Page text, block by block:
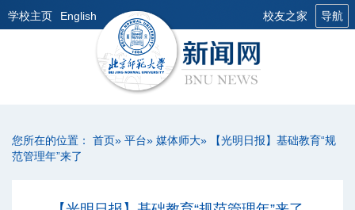
学校主页 English 校友之家 导航
您所在的位置： 首页» 平台» 媒体师大» 【光明日报】基础教育“规
范管理年”来了